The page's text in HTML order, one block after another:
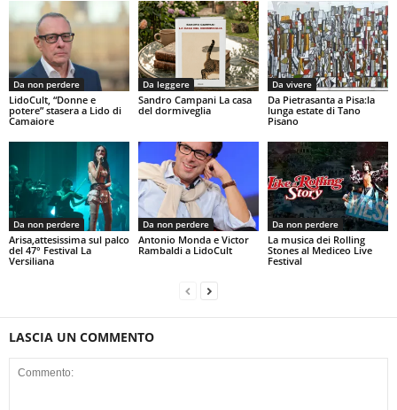
Da non perdere
LidoCult, “Donne e
potere” stasera a Lido di
Camaiore
Da leggere
Sandro Campani La casa
del dormiveglia
Da vivere
Da Pietrasanta a Pisa:la
lunga estate di Tano
Pisano
Da non perdere
Arisa,attesissima sul palco
del 47° Festival La
Versiliana
Da non perdere
Antonio Monda e Victor
Rambaldi a LidoCult
Da non perdere
La musica dei Rolling
Stones al Mediceo Live
Festival
LASCIA UN COMMENTO